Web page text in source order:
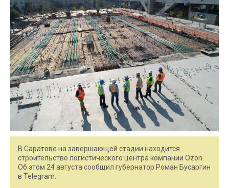
В Саратове на завершающей стадии находится
строительство логистического центра компании Ozon.
Об этом 24 августа сообщил губернатор Роман Бусаргин
в Telegram.